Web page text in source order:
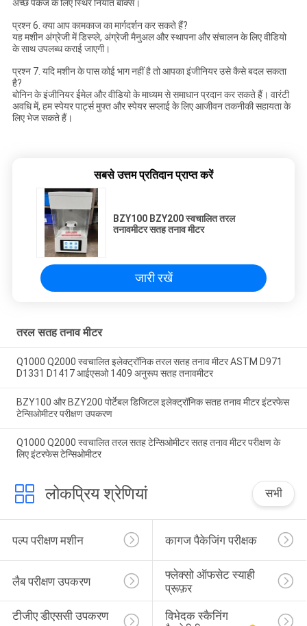
अच्छे पैकेज के लिए स्थिर निर्यात बॉक्स।
प्रश्न 6. क्या आप कामकाज का मार्गदर्शन कर सकते हैं?
यह मशीन अंग्रेजी में डिस्प्ले, अंग्रेजी मैनुअल और स्थापना और संचालन के लिए वीडियो
के साथ उपलब्ध कराई जाएगी।
प्रश्न 7. यदि मशीन के पास कोई भाग नहीं है तो आपका इंजीनियर उसे कैसे बदल सकता
है?
बोनिन के इंजीनियर ईमेल और वीडियो के माध्यम से समाधान प्रदान कर सकते हैं। वारंटी
अवधि में, हम स्पेयर पार्ट्स मुफ्त और स्पेयर सप्लाई के लिए आजीवन तकनीकी सहायता के
लिए भेज सकते हैं।
सबसे उत्तम प्रतिदान प्राप्त करें
BZY100 BZY200 स्वचालित तरल
तनावमीटर सतह तनाव मीटर
जारी रखें
तरल सतह तनाव मीटर
Q1000 Q2000 स्वचालित इलेक्ट्रॉनिक तरल सतह तनाव मीटर ASTM D971
D1331 D1417 आईएसओ 1409 अनुरूप सतह तनावमीटर
BZY100 और BZY200 पोर्टेबल डिजिटल इलेक्ट्रॉनिक सतह तनाव मीटर इंटरफेस
टेन्सिओमीटर परीक्षण उपकरण
Q1000 Q2000 स्वचालित तरल सतह टेन्सिओमीटर सतह तनाव मीटर परीक्षण के
लिए इंटरफेस टेन्सिओमीटर
लोकप्रिय श्रेणियां सभी
पल्प परीक्षण मशीन कागज पैकेजिंग परीक्षक
लैब परीक्षण उपकरण
फ्लेक्सो ऑफसेट स्याही
प्रूफ़र
टीजीए डीएससी उपकरण
विभेदक स्कैनिंग